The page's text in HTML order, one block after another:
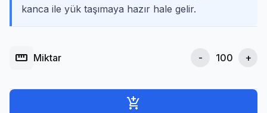
kanca ile yük taşımaya hazır hale gelir.
straighten Miktar - +
add_shopping_cart